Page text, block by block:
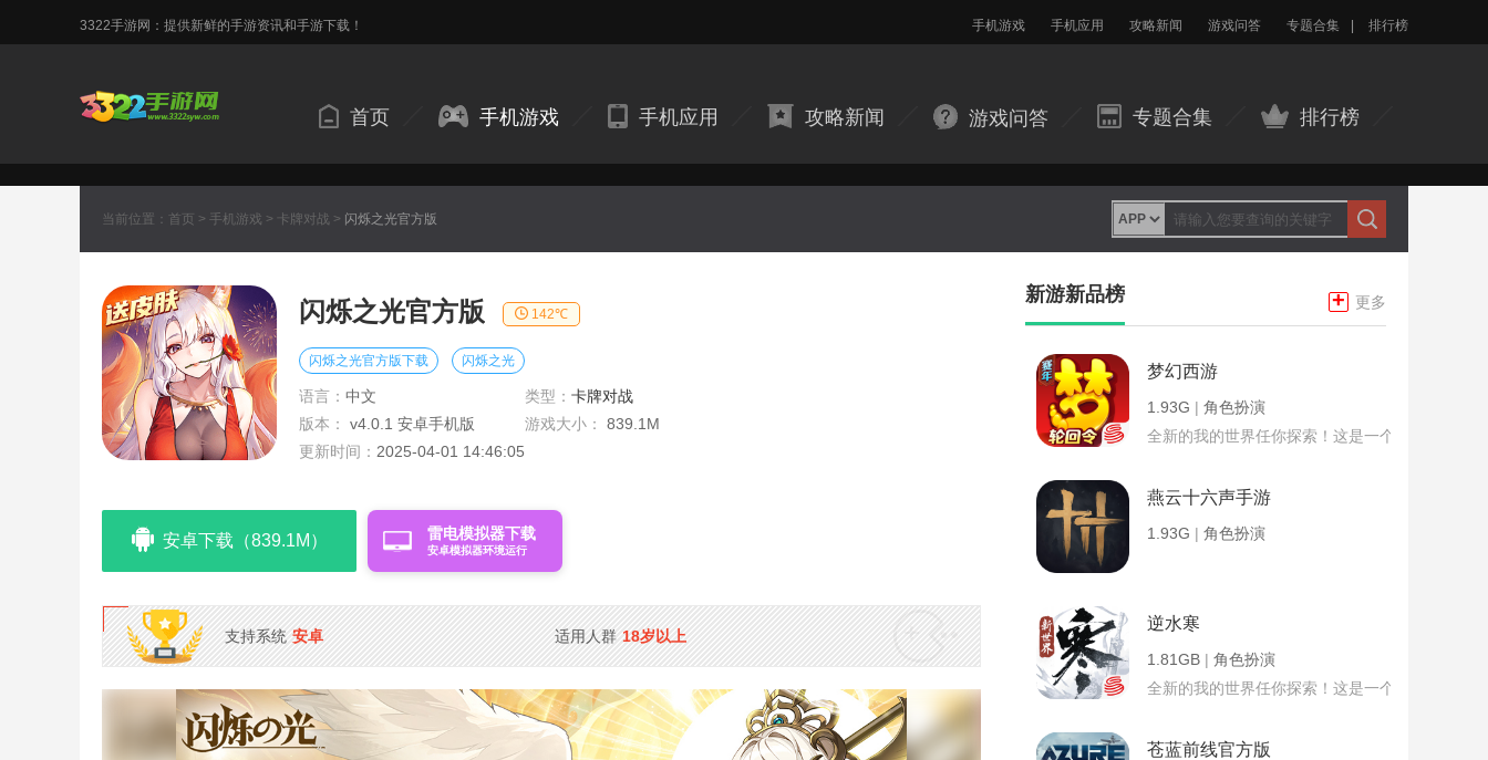
3322手游网：提供新鲜的手游资讯和手游下载！ 手机游戏 手机应用 攻略新闻 游戏问答 专题合集 排行榜
首页 手机游戏 手机应用 攻略新闻 游戏问答 专题合集 排行榜
当前位置： 首页 > 手机游戏 > 卡牌对战 > 闪烁之光官方版
闪烁之光官方版 142℃
闪烁之光官方版下载 闪烁之光
语言： 中文 类型： 卡牌对战
版本：
v4.0.1 安卓手机版 游戏大小：
839.1M
更新时间： 2025-04-01 14:46:05
安卓下载（839.1M） 雷电模拟器下载
安卓模拟器环境运行
支持系统 安卓 适用人群 18岁以上
新游新品榜 + 更多
梦幻西游
1.93G | 角色扮演
全新的我的世界任你探索！这是一个小提示字段。
燕云十六声手游
1.93G | 角色扮演
逆水寒
1.81GB | 角色扮演
全新的我的世界任你探索！这是一个小提示字段。
苍蓝前线官方版